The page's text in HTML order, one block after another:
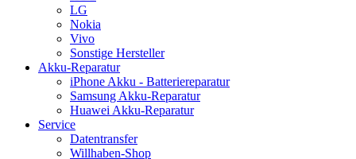
LG
Nokia
Vivo
Sonstige Hersteller
Akku-Reparatur
iPhone Akku - Batteriereparatur
Samsung Akku-Reparatur
Huawei Akku-Reparatur
Service
Datentransfer
Willhaben-Shop